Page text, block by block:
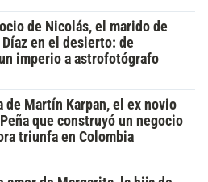
de Nicolás, el marido de
Díaz en el desierto: de
imperio a astrofotógrafo
de Martín Karpan, el ex novio
que construyó un negocio
triunfa en Colombia